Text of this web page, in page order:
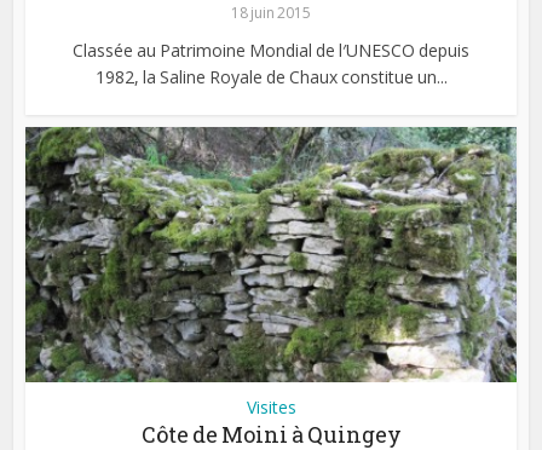
18 juin 2015
Classée au Patrimoine Mondial de l′UNESCO depuis
1982, la Saline Royale de Chaux constitue un...
Visites
Côte de Moini à Quingey